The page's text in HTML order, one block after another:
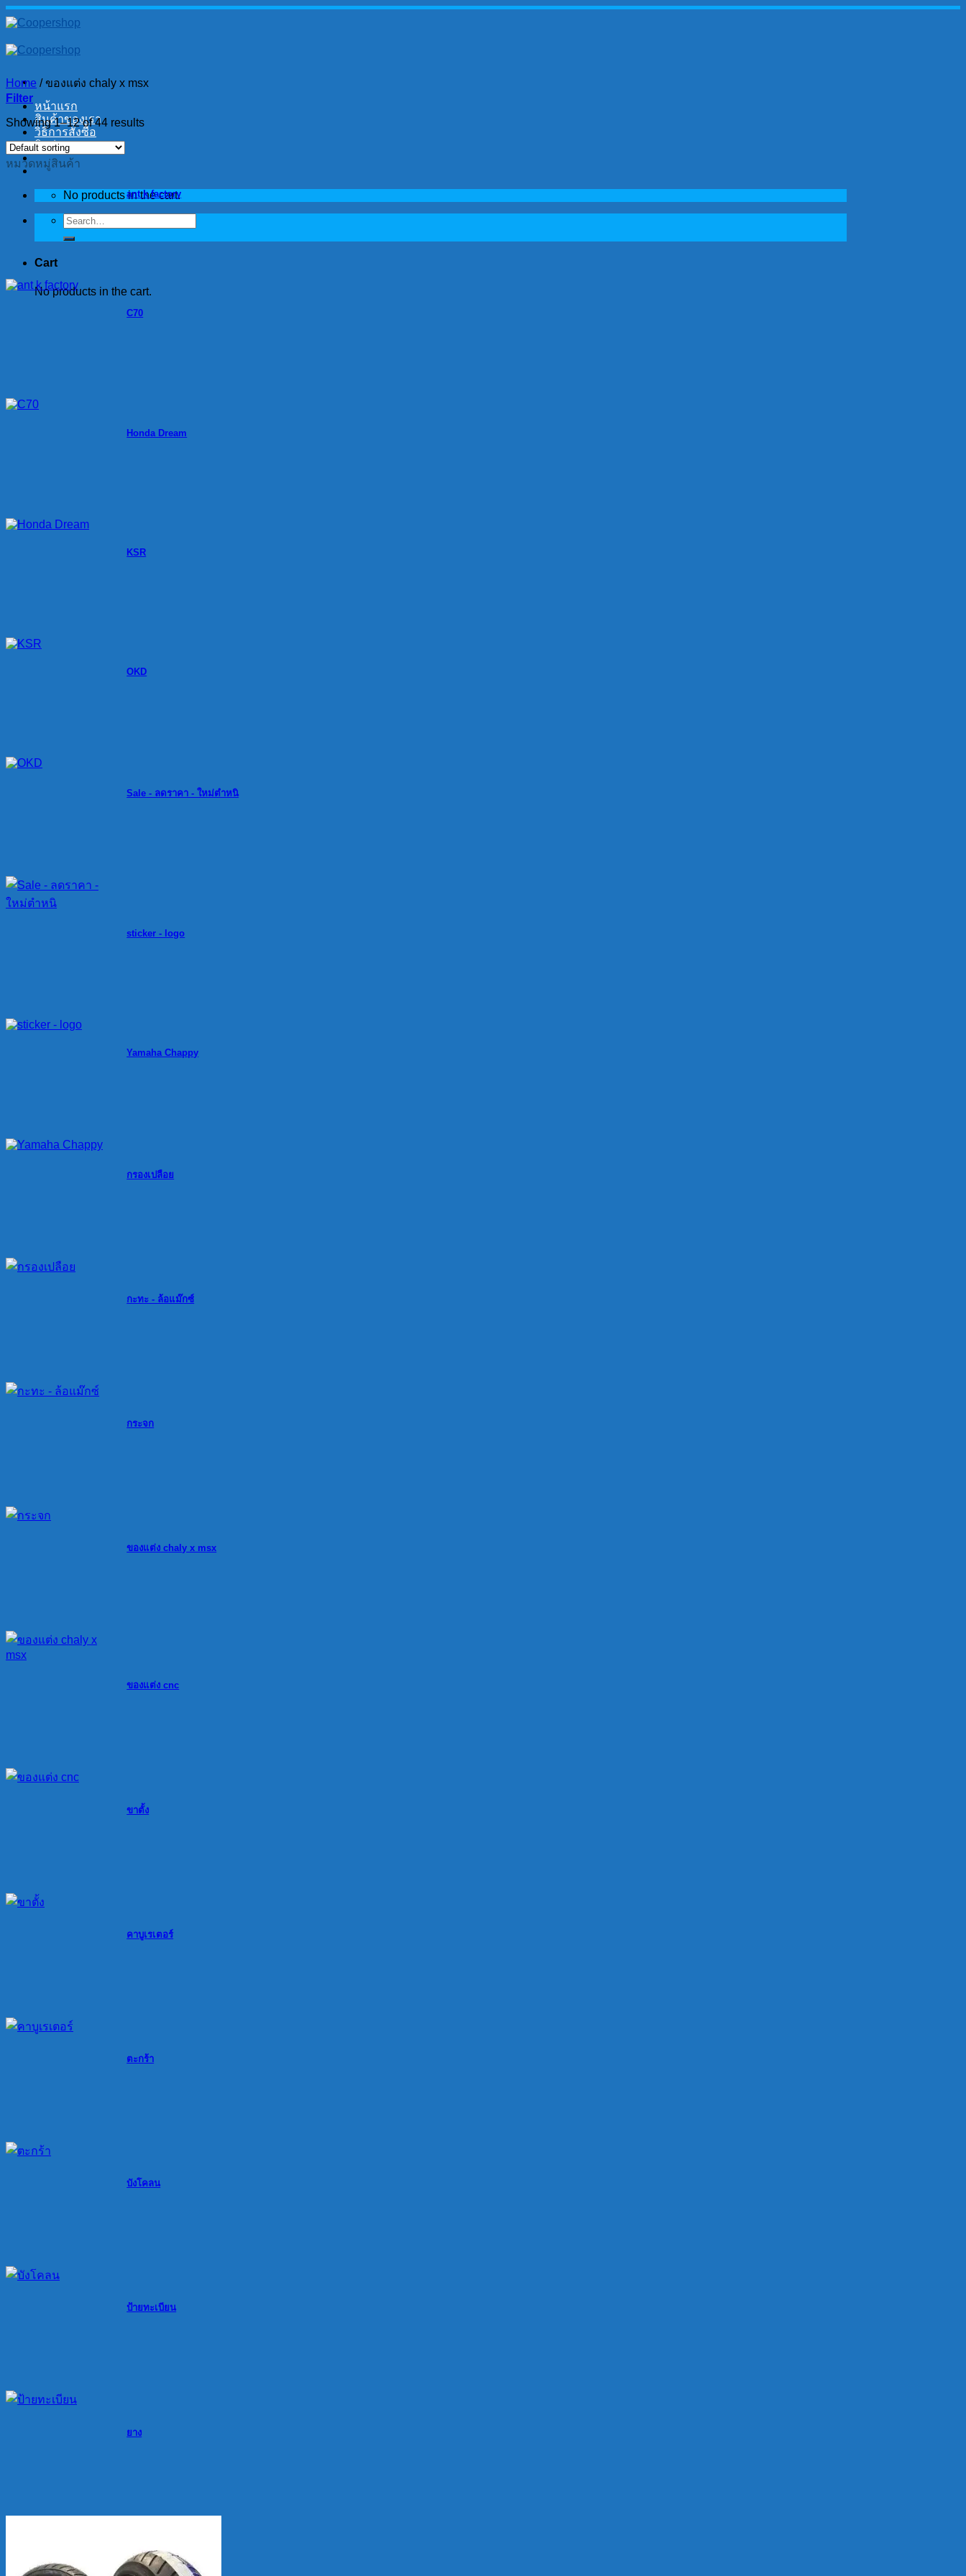
Skip
to
หน้าแรก
สินค้าของเรา
วิธีการสั่งซื้อ
ติดต่อเรา
No products in the cart.
Search
for:
Cart
No products in the cart.
Home /ของแต่ง chaly x msx
Filter
Showing 1–12 of 44 results
หมวดหมู่สินค้า
ant k factory
C70
Honda Dream
KSR
OKD
Sale - ลดราคา - ใหม่ตำหนิ
sticker - logo
Yamaha Chappy
กรองเปลือย
กะทะ - ล้อแม๊กซ์
กระจก
ของแต่ง chaly x msx
ของแต่ง cnc
ขาตั้ง
คาบูเรเตอร์
ตะกร้า
บังโคลน
ป้ายทะเบียน
ยาง